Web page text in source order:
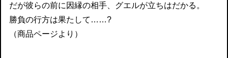
だが彼らの前に因縁の相手、グエルが立ちはだかる。
勝負の行方は果たして……?
（商品ページより）